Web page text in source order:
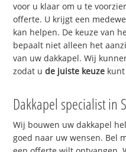
voor u klaar om u te
offerte. U krijgt een
kan helpen. De keuze van
bepaalt niet alleen het
van uw dakkapel. Wij
zodat ude juiste keuze
Dakkapel specialist in
Wij bouwen uw dakkapel
goed naar uw wensen. Bel